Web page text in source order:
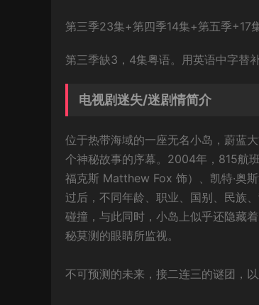
第三季23集+第四季14集+第五季+17
第三季缺3，4集粤语。用英语中字替补
电视剧迷失/迷剧情简介
位于热带海域的一座无名小岛，蔚蓝
个神秘故事的序幕。2004年，815航
福克斯 Matthew Fox 饰）、凯特·奥
过后，不同年龄、职业、国别、民族
碰撞，与此同时，小岛上似乎还隐藏
秘莫测的眼睛所监视。
不可预测的未来，接二连三的谜团，